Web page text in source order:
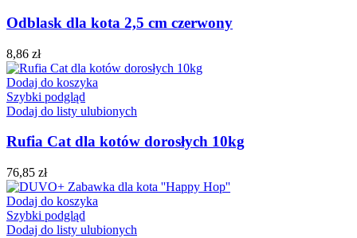
Odblask dla kota 2,5 cm czerwony
8,86 zł
Dodaj do koszyka
Szybki podgląd
Dodaj do listy ulubionych
Rufia Cat dla kotów dorosłych 10kg
76,85 zł
Dodaj do koszyka
Szybki podgląd
Dodaj do listy ulubionych